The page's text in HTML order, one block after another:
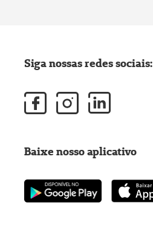
Siga nossas redes sociais:
Baixe nosso aplicativo